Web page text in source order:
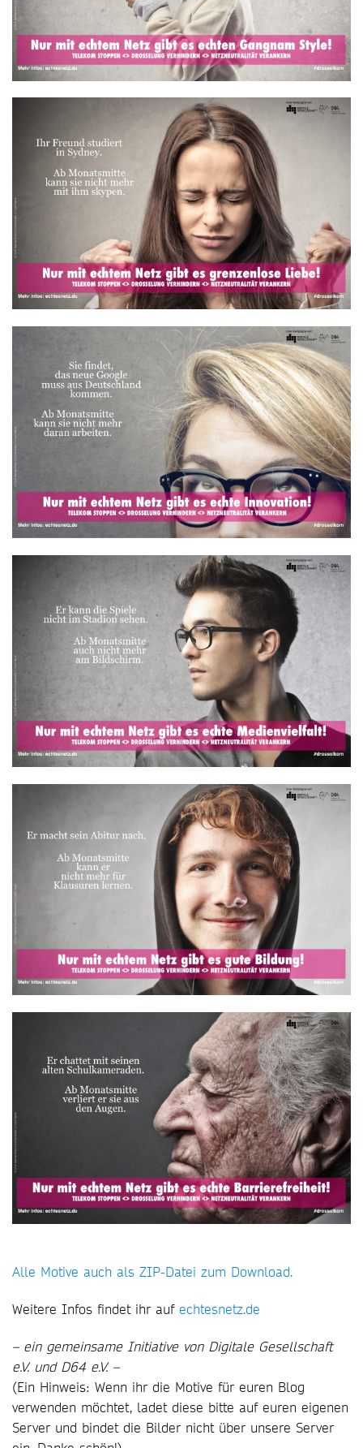
Alle Motive auch als ZIP-Datei zum Download.
Weitere Infos findet ihr auf echtesnetz.de
– ein gemeinsame Initiative von Digitale Gesellschaft
e.V. und D64 e.V. –
(Ein Hinweis: Wenn ihr die Motive für euren Blog
verwenden möchtet, ladet diese bitte auf euren eigenen
Server und bindet die Bilder nicht über unsere Server